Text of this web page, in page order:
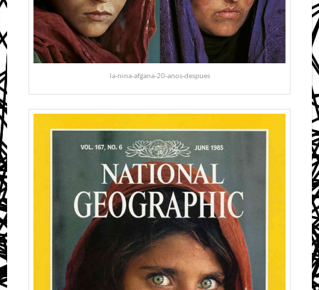
la-nina-afgana-20-anos-despues